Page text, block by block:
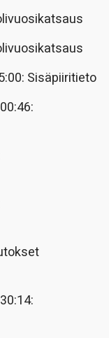
Sisäpiiritieto